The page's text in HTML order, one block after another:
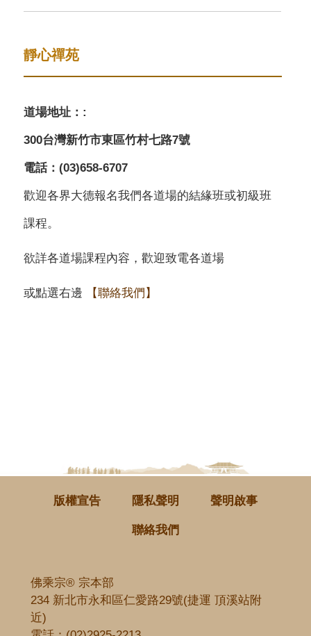
靜心禪苑
道場地址：:
300台灣新竹市東區竹村七路7號
電話：(03)658-6707
歡迎各界大德報名我們各道場的結緣班或初級班
課程。
欲詳各道場課程內容，歡迎致電各道場
或點選右邊 【聯絡我們】
版權宣告 隱私聲明 聲明啟事
聯絡我們
佛乘宗® 宗本部
234 新北市永和區仁愛路29號(捷運 頂溪站附
近)